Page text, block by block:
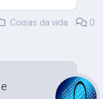
Coisas da vida
0